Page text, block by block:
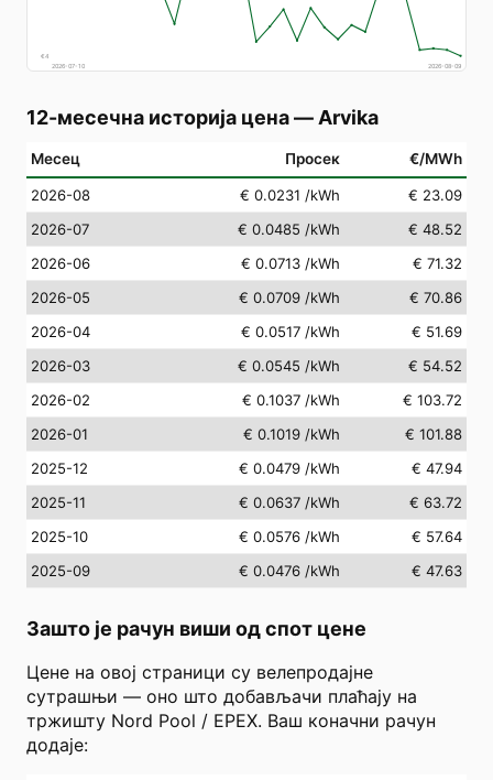
€4
2026-07-10
2026-08-09
12-месечна историја цена— Arvika
Месец Просек €/MWh
2026-08 € 0.0231 /kWh
€ 23.09
2026-07
€ 0.0485 /kWh
€ 48.52
2026-06
€ 0.0713 /kWh
€ 71.32
2026-05
€ 0.0709 /kWh
€ 70.86
2026-04
€ 0.0517 /kWh
€ 51.69
2026-03
€ 0.0545 /kWh
€ 54.52
2026-02
€ 0.1037 /kWh
€ 103.72
2026-01
€ 0.1019 /kWh
€ 101.88
2025-12
€ 0.0479 /kWh
€ 47.94
2025-11
€ 0.0637 /kWh
€ 63.72
2025-10
€ 0.0576 /kWh
€ 57.64
2025-09
€ 0.0476 /kWh € 47.63
Зашто је рачун виши од спот цене
Цене на овој страници су велепродајне
сутрашњи — оно што добављачи плаћају на
тржишту Nord Pool / EPEX. Ваш коначни рачун
додаје: